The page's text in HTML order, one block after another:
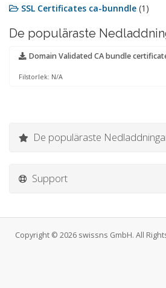
SSL Certificates ca-bunndle (1)
De populäraste
Domain Validated CA bundle
Filstorlek: N/A
De populäraste
Support
Copyright © 2026 swissns GmbH. All